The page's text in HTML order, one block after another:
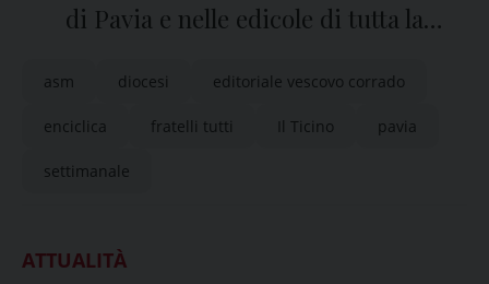
di Pavia e nelle edicole di tutta la
asm diocesi editoriale vescovo corrado
enciclica fratelli tutti Il Ticino pavia
settimanale
ATTUALITÀ